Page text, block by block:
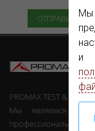
и
PROMAX TEST &
Мы являемся
профессионального